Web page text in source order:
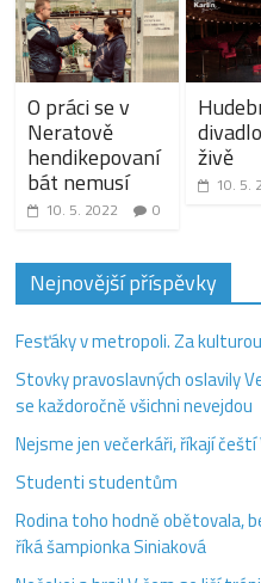
O práci se v
Neratově
hendikepovaní
bát nemusí
10. 5. 2022 0
živě
10. 5.
Nejnovější příspěvky
Fesťáky v metropoli. Za
Stovky pravoslavných oslavily
se každoročně všichni nevejdou
Nejsme jen večerkáři, říkají
Studenti studentům
Rodina toho hodně obětovala,
říká šampionka Siniaková